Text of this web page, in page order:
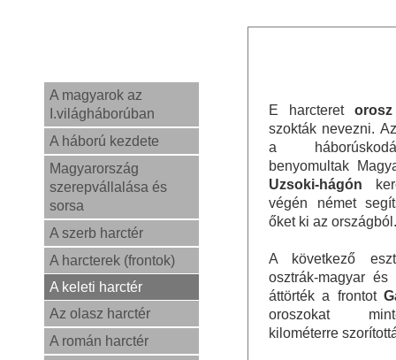
A magyarok az
I.világháborúban
A háború kezdete
Magyarország
szerepvállalása és
sorsa
A szerb harctér
A harcterek (frontok)
A keleti harctér
Az olasz harctér
A román harctér
E harcteret
szokták nevezni.
a
benyomultak
Uzsoki-hágón
végén német
őket ki az országból.
A következő
osztrák-magyar és
áttörték a frontot
oroszokat
kilométerre